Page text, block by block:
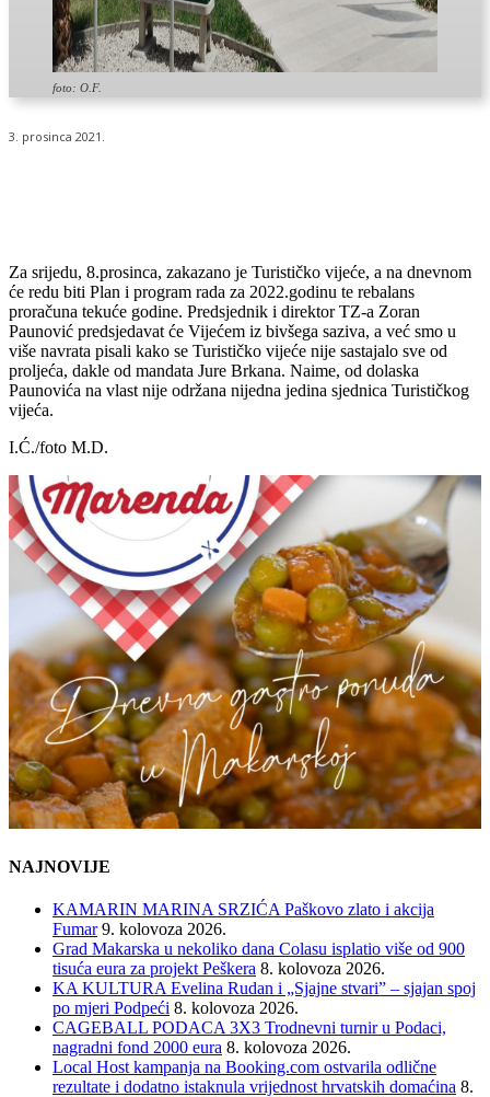
foto: O.F.
3. prosinca 2021.
Za srijedu, 8.prosinca, zakazano je Turističko vijeće, a na dnevnom
će redu biti Plan i program rada za 2022.godinu te rebalans
proračuna tekuće godine. Predsjednik i direktor TZ-a Zoran
Paunović predsjedavat će Vijećem iz bivšega saziva, a već smo u
više navrata pisali kako se Turističko vijeće nije sastajalo sve od
proljeća, dakle od mandata Jure Brkana. Naime, od dolaska
Paunovića na vlast nije održana nijedna jedina sjednica Turističkog
vijeća.
I.Ć./foto M.D.
NAJNOVIJE
KAMARIN MARINA SRZIĆA Paškovo zlato i akcija
Fumar 9. kolovoza 2026.
Grad Makarska u nekoliko dana Colasu isplatio više od 900
tisuća eura za projekt Peškera 8. kolovoza 2026.
KA KULTURA Evelina Rudan i „Sjajne stvari” – sjajan spoj
po mjeri Podpeći 8. kolovoza 2026.
CAGEBALL PODACA 3X3 Trodnevni turnir u Podaci,
nagradni fond 2000 eura 8. kolovoza 2026.
Local Host kampanja na Booking.com ostvarila odlične
rezultate i dodatno istaknula vrijednost hrvatskih domaćina 8.